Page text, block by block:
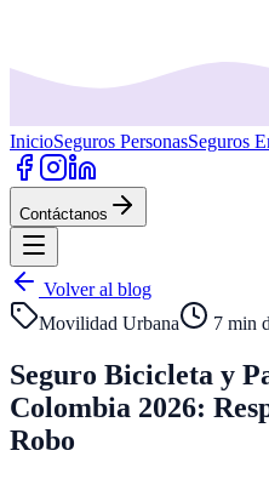
InicioSeguros PersonasSeguros
Contáctanos
Volver al blog
Movilidad Urbana
7 min
Seguro Bicicleta y
Colombia 2026:
Robo